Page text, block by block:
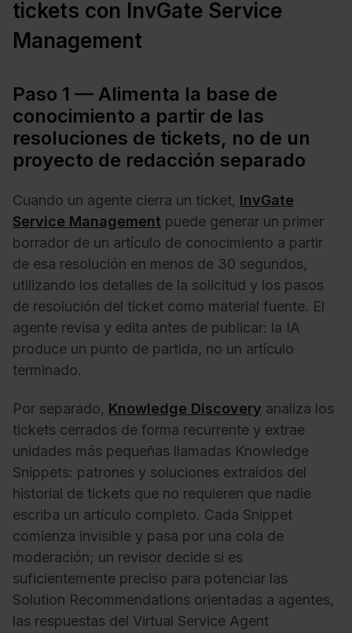
tickets con InvGate Service
Management
Paso 1 — Alimenta la base de
conocimiento a partir de las
resoluciones de tickets, no de un
proyecto de redacción separado
Cuando un agente cierra un ticket, InvGate
Service Management puede generar un primer
borrador de un artículo de conocimiento a partir
de esa resolución en menos de 30 segundos,
utilizando los detalles de la solicitud y los pasos
de resolución del ticket como material fuente. El
agente revisa y edita antes de publicar: la IA
produce un punto de partida, no un artículo
terminado.
Por separado, Knowledge Discovery analiza los
tickets cerrados de forma recurrente y extrae
unidades más pequeñas llamadas Knowledge
Snippets: patrones y soluciones extraídos del
historial de tickets que no requieren que nadie
escriba un artículo completo. Cada Snippet
comienza invisible y pasa por una cola de
moderación; un revisor decide si es
suficientemente preciso para potenciar las
Solution Recommendations orientadas a agentes,
las respuestas del Virtual Service Agent